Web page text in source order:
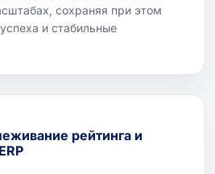
сохраняя при этом
и стабильные
рейтинга и